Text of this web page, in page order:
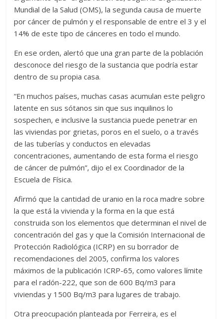
Mundial de la Salud (OMS), la segunda causa de muerte
por cáncer de pulmón y el responsable de entre el 3 y el
14% de este tipo de cánceres en todo el mundo.
En ese orden, alertó que una gran parte de la población
desconoce del riesgo de la sustancia que podría estar
dentro de su propia casa.
“En muchos países, muchas casas acumulan este peligro
latente en sus sótanos sin que sus inquilinos lo
sospechen, e inclusive la sustancia puede penetrar en
las viviendas por grietas, poros en el suelo, o a través
de las tuberías y conductos en elevadas
concentraciones, aumentando de esta forma el riesgo
de cáncer de pulmón”, dijo el ex Coordinador de la
Escuela de Física.
Afirmó que la cantidad de uranio en la roca madre sobre
la que está la vivienda y la forma en la que está
construida son los elementos que determinan el nivel de
concentración del gas y que la Comisión Internacional de
Protección Radiológica (ICRP) en su borrador de
recomendaciones del 2005, confirma los valores
máximos de la publicación ICRP-65, como valores límite
para el radón-222, que son de 600 Bq/m3 para
viviendas y 1500 Bq/m3 para lugares de trabajo.
Otra preocupación planteada por Ferreira, es el